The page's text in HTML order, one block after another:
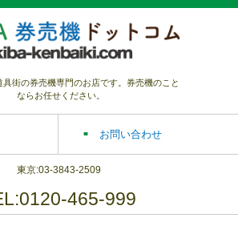
具街の券売機専門のお店です。券売機のこと
ならお任せください。
お問い合わせ
東京:03-3843-2509
465-999